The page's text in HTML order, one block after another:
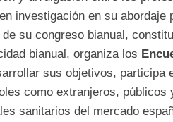
investigación en su
su congreso bianual,
bianual, organiza los
sus objetivos,
como extranjeros,
sanitarios del mercado